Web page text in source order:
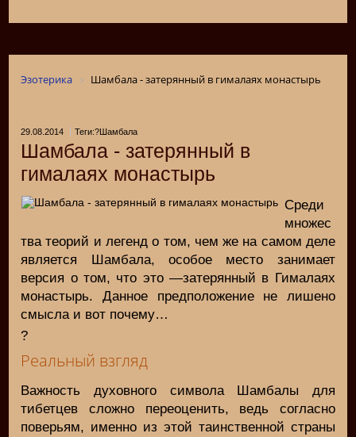
Эзотерика Шамбала - затерянный в гималаях монастырь
29.08.2014 Теги:?Шамбала
Шамбала - затерянный в
гималаях монастырь
Среди
множес
тва теорий и легенд о том, чем же на самом деле
является Шамбала, особое место занимает
версия о том, что это —затерянный в Гималаях
монастырь. Данное предположение не лишено
смысла и вот почему…
?
Реальный взгляд
Важность духовного символа Шамбалы для
тибетцев сложно переоценить, ведь согласно
поверьям, именно из этой таинственной страны